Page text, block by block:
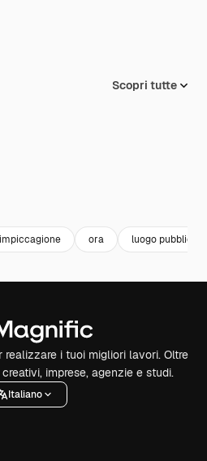
Scopri tutte
impiccagione ora luogo pubblico
realizzare i tuoi migliori lavori. Oltre
imprese, agenzie e studi.
Italiano